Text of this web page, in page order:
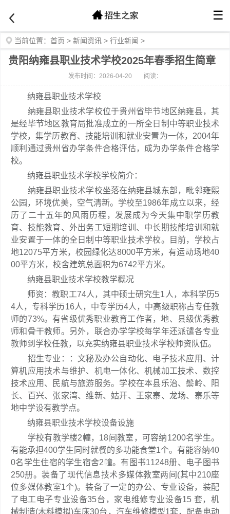
☰
当前位置： 首页 > 新闻资讯 > 行业新闻 >
贵阳纳雍县职业技术学校2025年春季招生简章
发布时间：2026-04-20 阅读：
纳雍县职业技术学校
纳雍县职业技术学校位于贵州省毕节地区纳雍县，其
是经毕节地区教育局批准成立的一所全日制中等职业技术
学校，集学历教育、技能培训和就业安置为一体，2004年
顺利通过贵州省办学条件合格评估，成为办学条件合格学
校。
纳雍县职业技术学校学校简介：
纳雍县职业技术学校坐落在纳雍县城东部，毗邻雍熙
公园，环境优美，空气清新。学校至1986年成立以来，经
历了二十五年的风雨历程，发展成为今天集中职学历教
育、技能教育、外出务工短期培训、中长期技能培训和就
业安置于一体的全日制中等职业技术学校。目前，学校占
地12075平方米，校园绿化达8000平方米，有运动场地40
00平方米，校舍建筑总面积为6742平方米。
纳雍县职业技术学校教学概况
师资：教职工74人，其中硕士研究生1人，本科学历5
4人，专科学历16人，中专学历4人，中高级职称占专任教
师的73%。有省级优秀职业教育工作者，地、县级优秀教
师和骨干教师。另外，联合办学学校每学年还派谴各专业
教师到学校任教，以充实纳雍县职业技术学校师资队伍。
招生专业：：文秘及办公自动化、电子技术应用、计
算机应用技术与维护、机电一体化、机械加工技术、数控
技术应用、民航与旅游服务。学校在本县乐治、鬃岭、阳
长、百兴、张家湾、维新、姑开、王家寨、龙场、寨乐等
地中学设有教学点。
纳雍县职业技术学校设备设施
学校有教学楼2幢，18间教室，可容纳1200名学生。
有能承担400学生同时就餐的多功能食堂1个。有能容纳40
0名学生住宿的学生宿舍2幢。有图书11248册、电子图书
250册。装备了现代信息技术多媒体教室两间(其中210座
位多媒体教室1个)。装备了一定的办公、专业设备，装配
了电工电子专业设备35台，家电维修专业设备15 套，机
械制造(木料模拟)车床30台，汽车维修模型1套，配备电动